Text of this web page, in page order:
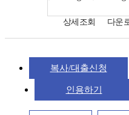
상세조회 다운
복사/대출신청
인용하기